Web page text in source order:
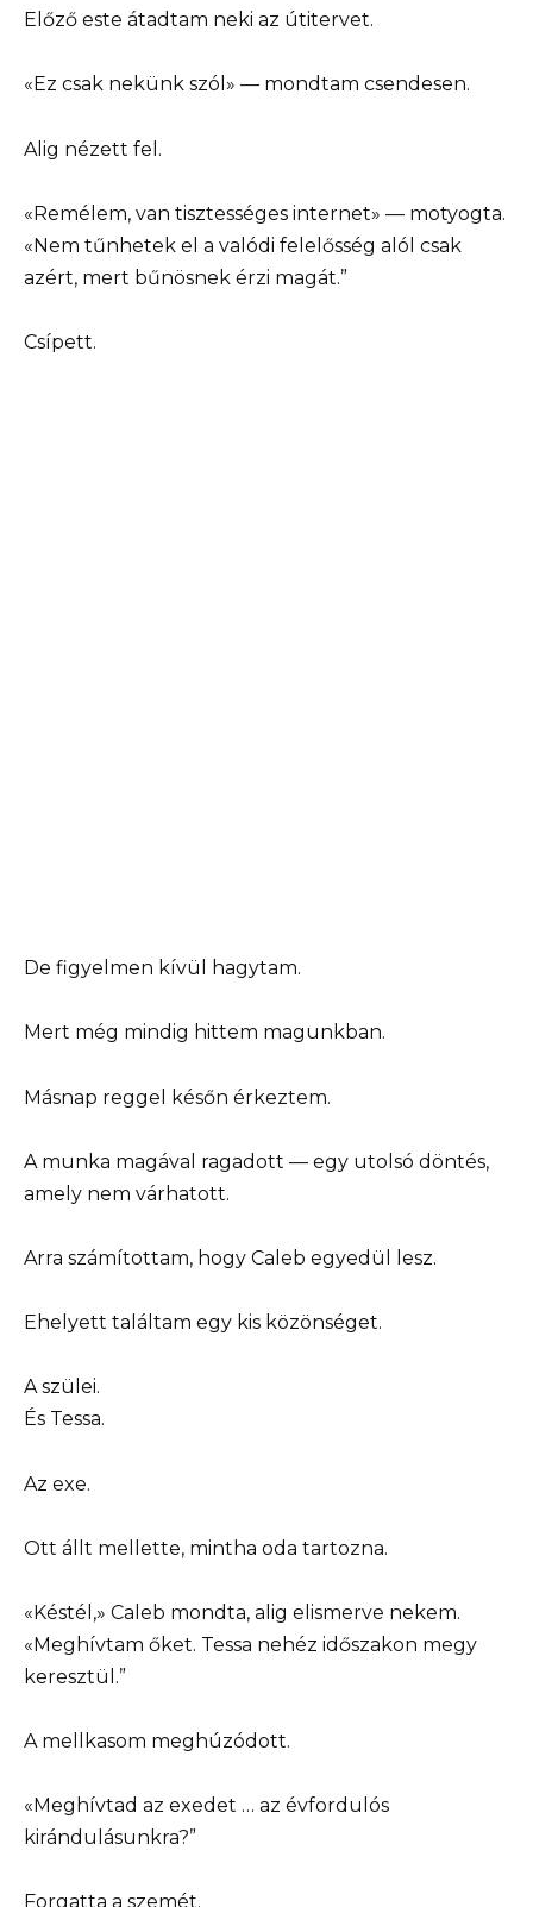
Előző este átadtam neki az útitervet.
«Ez csak nekünk szól» — mondtam csendesen.
Alig nézett fel.
«Remélem, van tisztességes internet» — motyogta.
«Nem tűnhetek el a valódi felelősség alól csak
azért, mert bűnösnek érzi magát.”
Csípett.
De figyelmen kívül hagytam.
Mert még mindig hittem magunkban.
Másnap reggel későn érkeztem.
A munka magával ragadott — egy utolsó döntés,
amely nem várhatott.
Arra számítottam, hogy Caleb egyedül lesz.
Ehelyett találtam egy kis közönséget.
A szülei.
És Tessa.
Az exe.
Ott állt mellette, mintha oda tartozna.
«Késtél,» Caleb mondta, alig elismerve nekem.
«Meghívtam őket. Tessa nehéz időszakon megy
keresztül.”
A mellkasom meghúzódott.
«Meghívtad az exedet … az évfordulós
kirándulásunkra?”
Forgatta a szemét.